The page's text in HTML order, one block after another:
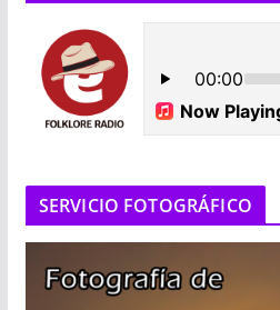
SERVICIO FOTOGRÁFICO